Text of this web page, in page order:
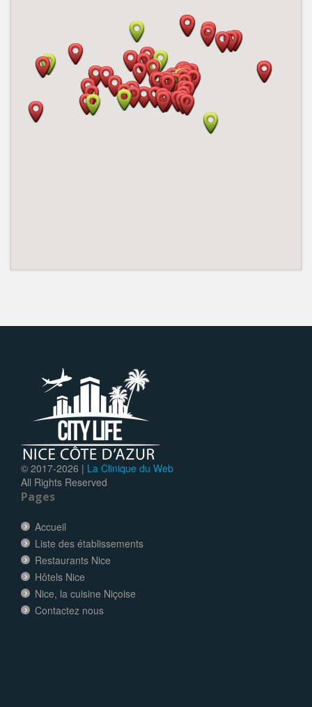
© 2017-2026 | La Clinique du Web
All Rights Reserved
Pages
Accueil
Liste des établissements
Restaurants Nice
Hôtels Nice
Nice, la cuisine Niçoise
Contactez nous